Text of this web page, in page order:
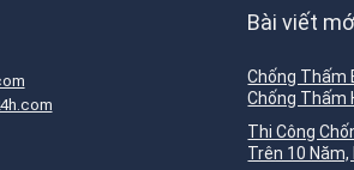
Bài viết
Chống Thấm
Chống Thấm
Thi Công
Trên 10 Năm,